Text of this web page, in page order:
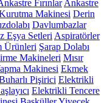
Fırınlar Ankastre
Makinesi Derin
Davlumbazlar
Eşya Setleri Aspiratörler
Ürünleri Şarap Dolabı
Makineleri Mısır
Makinesi Ekmek
Pişirici Elektrikli
Elektrikli Tencere